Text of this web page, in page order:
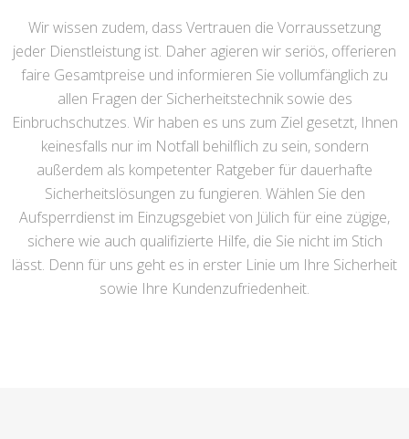
Wir wissen zudem, dass Vertrauen die Vorraussetzung
jeder Dienstleistung ist. Daher agieren wir seriös, offerieren
faire Gesamtpreise und informieren Sie vollumfänglich zu
allen Fragen der Sicherheitstechnik sowie des
Einbruchschutzes. Wir haben es uns zum Ziel gesetzt, Ihnen
keinesfalls nur im Notfall behilflich zu sein, sondern
außerdem als kompetenter Ratgeber für dauerhafte
Sicherheitslösungen zu fungieren. Wählen Sie den
Aufsperrdienst im Einzugsgebiet von Jülich für eine zügige,
sichere wie auch qualifizierte Hilfe, die Sie nicht im Stich
lässt. Denn für uns geht es in erster Linie um Ihre Sicherheit
sowie Ihre Kundenzufriedenheit.